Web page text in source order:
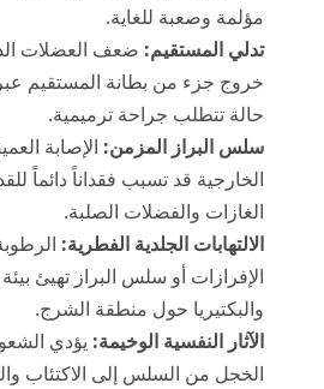
مؤلمة وصعبة للغاية.
تدلي المستقيم: ضعف العضلات
خروج جزء من بطانة المستقيم عبر
حالة تتطلب جراحة ترميمية.
سلس البراز المزمن: الإصابة
الخارجية قد تسبب فقداناً دائماً
الغازات والفضلات الصلبة.
الالتهابات الجلدية الفطرية:
الإفرازات أو سلس البراز تهيئ
والبكتيريا حول منطقة الشرج.
الآثار النفسية الوخيمة: يؤدي
الخجل من السلس إلى الاكتئاب